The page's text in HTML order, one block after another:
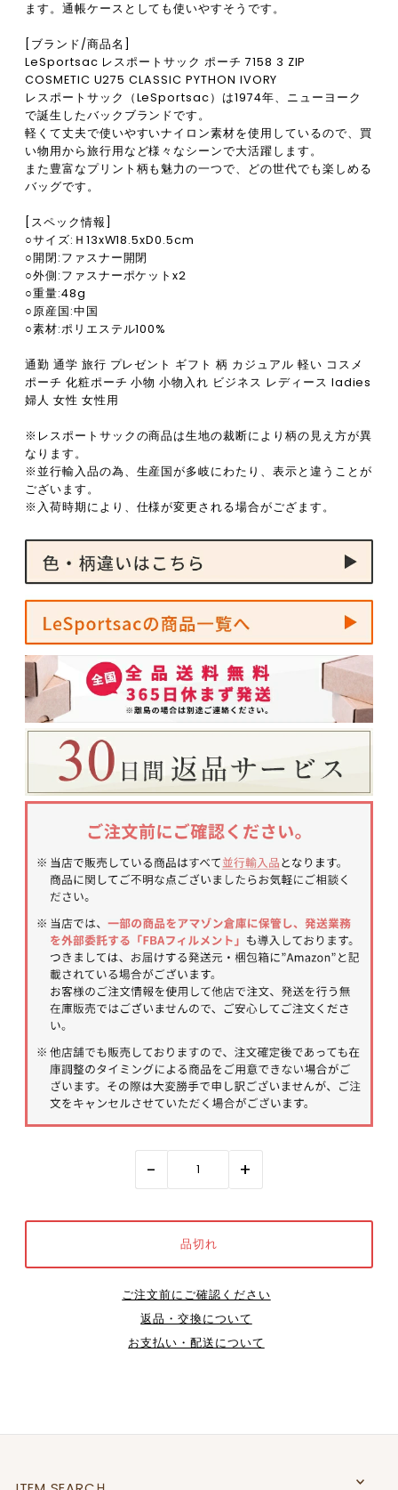
ます。通帳ケースとしても使いやすそうです。
[ブランド/商品名]
LeSportsac レスポートサック ポーチ 7158 3 ZIP
COSMETIC U275 CLASSIC PYTHON IVORY
レスポートサック（LeSportsac）は1974年、ニューヨーク
で誕生したバックブランドです。
軽くて丈夫で使いやすいナイロン素材を使用しているので、買
い物用から旅行用など様々なシーンで大活躍します。
また豊富なプリント柄も魅力の一つで、どの世代でも楽しめる
バッグです。
[スペック情報]
○サイズ:Ｈ13xW18.5xD0.5cm
○開閉:ファスナー開閉
○外側:ファスナーポケットx2
○重量:48g
○原産国:中国
○素材:ポリエステル100%
通勤 通学 旅行 プレゼント ギフト 柄 カジュアル 軽い コスメ
ポーチ 化粧ポーチ 小物 小物入れ ビジネス レディース ladies
婦人 女性 女性用
※レスポートサックの商品は生地の裁断により柄の見え方が異
なります。
※並行輸入品の為、生産国が多岐にわたり、表示と違うことが
ございます。
※入荷時期により、仕様が変更される場合がござます。
- +
ご注文前にご確認ください
返品・交換について
お支払い・配送について